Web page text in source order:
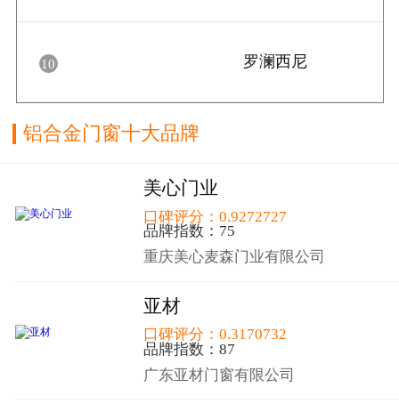
10 罗澜西尼
铝合金门窗十大品牌
美心门业
口碑评分：0.9272727
品牌指数：75
重庆美心麦森门业有限公司
亚材
口碑评分：0.3170732
品牌指数：87
广东亚材门窗有限公司